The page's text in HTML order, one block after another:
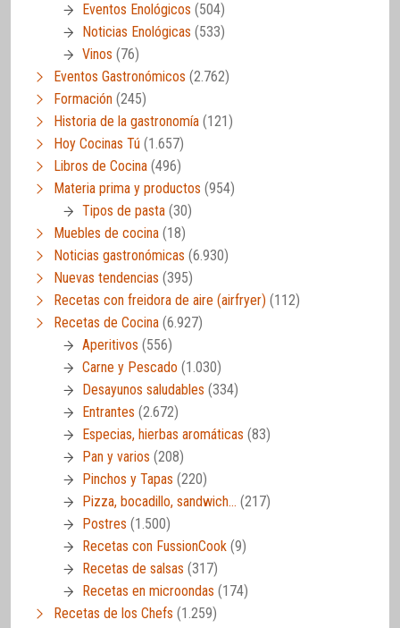
Eventos Enológicos (504)
Noticias Enológicas (533)
Vinos (76)
Eventos Gastronómicos (2.762)
Formación (245)
Historia de la gastronomía (121)
Hoy Cocinas Tú (1.657)
Libros de Cocina (496)
Materia prima y productos (954)
Tipos de pasta (30)
Muebles de cocina (18)
Noticias gastronómicas (6.930)
Nuevas tendencias (395)
Recetas con freidora de aire (airfryer) (112)
Recetas de Cocina (6.927)
Aperitivos (556)
Carne y Pescado (1.030)
Desayunos saludables (334)
Entrantes (2.672)
Especias, hierbas aromáticas (83)
Pan y varios (208)
Pinchos y Tapas (220)
Pizza, bocadillo, sandwich… (217)
Postres (1.500)
Recetas con FussionCook (9)
Recetas de salsas (317)
Recetas en microondas (174)
Recetas de los Chefs (1.259)